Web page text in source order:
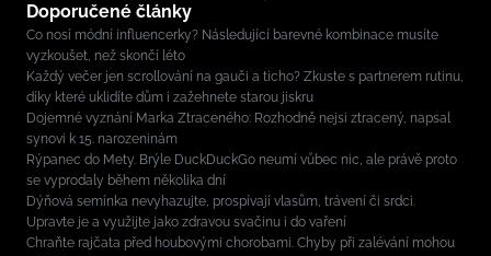
Doporučené články
Co nosí módní influencerky? Následující barevné kombinace musíte
vyzkoušet, než skončí léto
Každý večer jen scrollování na gauči a ticho? Zkuste s partnerem rutinu,
díky které uklidíte dům i zažehnete starou jiskru
Dojemné vyznání Marka Ztraceného: Rozhodně nejsi ztracený, napsal
synovi k 15. narozeninám
Rýpanec do Mety. Brýle DuckDuckGo neumí vůbec nic, ale právě proto
se vyprodaly během několika dní
Dýňová semínka nevyhazujte, prospívají vlasům, trávení či srdci.
Upravte je a využijte jako zdravou svačinu i do vaření
Chraňte rajčata před houbovými chorobami. Chyby při zalévání mohou